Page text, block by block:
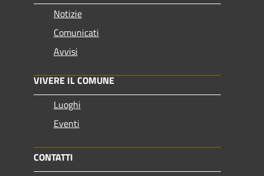
Notizie
Comunicati
Avvisi
VIVERE IL COMUNE
Luoghi
Eventi
CONTATTI